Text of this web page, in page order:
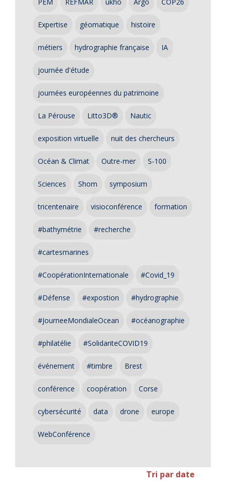
Expertise géomatique histoire
métiers hydrographie française IA
journée d'étude
journées européennes du patrimoine
La Pérouse Litto3D® Nautic
exposition virtuelle nuit des chercheurs
Océan & Climat Outre-mer S-100
Sciences Shom symposium
tricentenaire visioconférence formation
#bathymétrie #recherche
#cartesmarines
#CoopérationInternationale #Covid_19
#Défense #expostion #hydrographie
#JourneeMondialeOcean #océanographie
#philatélie #SolidariteCOVID19
événement #timbre Brest
conférence coopération Corse
cybersécurité data drone europe
WebConférence
Tri par date